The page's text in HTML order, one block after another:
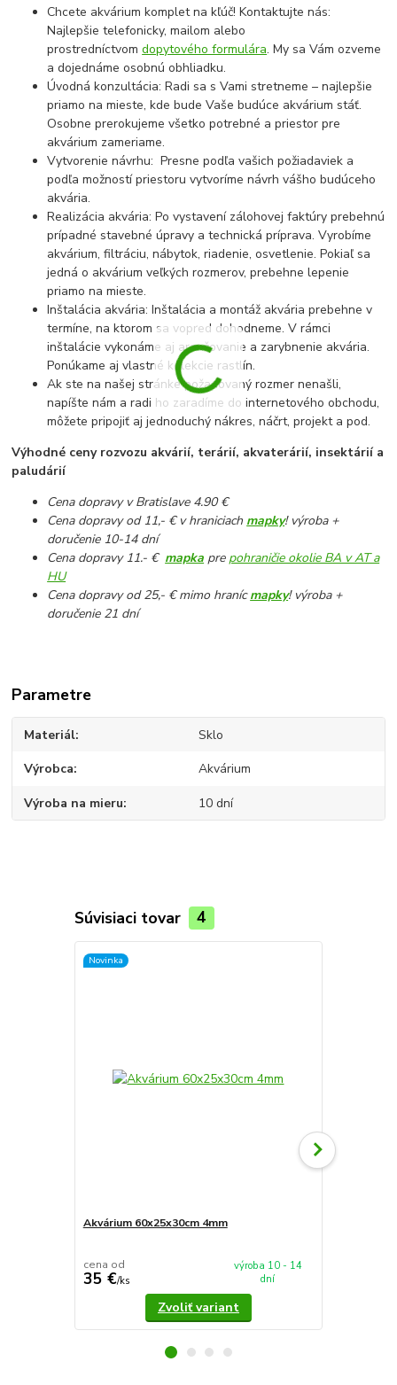
Chcete akvárium komplet na kľúč! Kontaktujte nás:
Najlepšie telefonicky, mailom alebo
prostredníctvomdopytového formulára. My sa Vám ozveme
a dojednáme osobnú obhliadku.
Úvodná konzultácia: Radi sa s Vami stretneme – najlepšie
priamo na mieste, kde bude Vaše budúce akvárium stáť.
Osobne prerokujeme všetko potrebné a priestor pre
akvárium zameriame.
Vytvorenie návrhu: Presne podľa vašich požiadaviek a
podľa možností priestoru vytvoríme návrh vášho budúceho
akvária.
Realizácia akvária: Po vystavení zálohovej faktúry prebehnú
prípadné stavebné úpravy a technická príprava. Vyrobíme
akvárium, filtráciu, nábytok, riadenie, osvetlenie. Pokiaľ sa
jedná o akvárium veľkých rozmerov, prebehne lepenie
priamo na mieste.
Inštalácia akvária: Inštalácia a montáž akvária prebehne v
termíne, na ktorom sa vopred dohodneme. V rámci
inštalácie vykonáme aj aranžovanie a zarybnenie akvária.
Ponúkame aj vlastné kolekcie rastlín.
Ak ste na našej stránke požadovaný rozmer nenašli,
napíšte nám a radi ho zaradíme do internetového obchodu,
môžete pripojiť aj jednoduchý nákres, náčrt, projekt a pod.
Výhodné ceny rozvozu akvárií, terárií, akvaterárií, insektárií a
paludárií
Cena dopravy v Bratislave 4.90 €
Cena dopravy od 11,- € v hraniciach mapky! výroba +
doručenie 10-14 dní
Cena dopravy 11.- € mapka pre pohraničie okolie BA v AT a
HU
Cena dopravy od 25,- € mimo hranícmapky! výroba +
doručenie 21 dní
Parametre
Materiál Sklo
Výrobca Akvárium
Výroba na mieru 10 dní
Súvisiaci tovar 4
Novinka
Akvárium 60x25x30cm 4mm
cena od
35 €/ks
výroba 10 - 14
dní
Zvoliť variant